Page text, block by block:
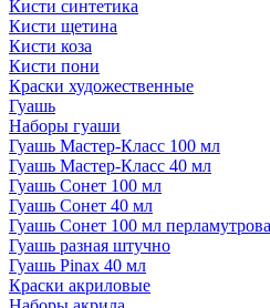
Кисти синтетика
Кисти щетина
Кисти коза
Кисти пони
Краски художественные
Гуашь
Наборы гуаши
Гуашь Мастер-Класс 100 мл
Гуашь Мастер-Класс 40 мл
Гуашь Сонет 100 мл
Гуашь Сонет 40 мл
Гуашь Сонет 100 мл
Гуашь разная штучно
Гуашь Pinax 40 мл
Краски акриловые